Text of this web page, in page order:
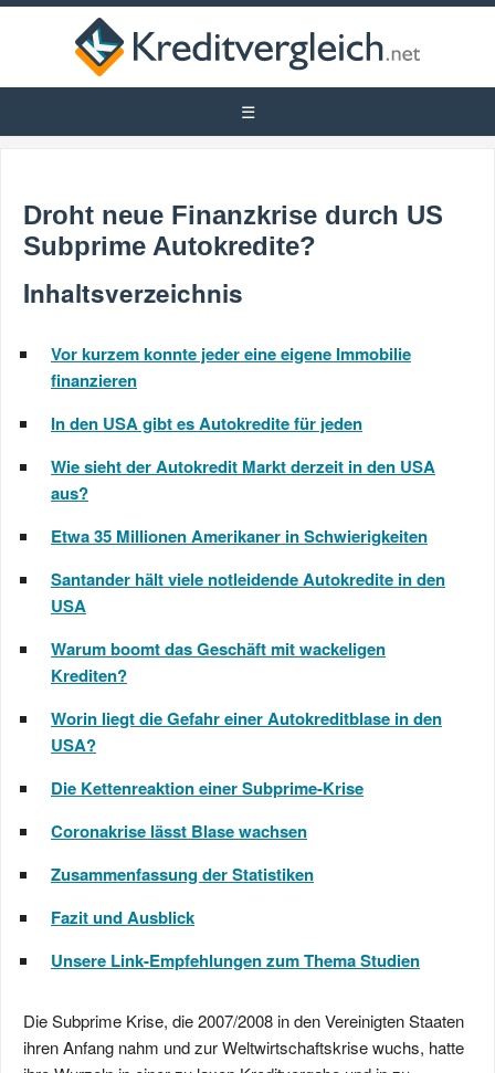
Droht neue Finanzkrise durch US
Subprime Autokredite?
Inhaltsverzeichnis
Vor kurzem konnte jeder eine eigene Immobilie
finanzieren
In den USA gibt es Autokredite für jeden
Wie sieht der Autokredit Markt derzeit in den USA
aus?
Etwa 35 Millionen Amerikaner in Schwierigkeiten
Santander hält viele notleidende Autokredite in den
USA
Warum boomt das Geschäft mit wackeligen
Krediten?
Worin liegt die Gefahr einer Autokreditblase in den
USA?
Die Kettenreaktion einer Subprime-Krise
Coronakrise lässt Blase wachsen
Zusammenfassung der Statistiken
Fazit und Ausblick
Unsere Link-Empfehlungen zum Thema Studien
Die Subprime Krise, die 2007/2008 in den Vereinigten Staaten
ihren Anfang nahm und zur Weltwirtschaftskrise wuchs, hatte